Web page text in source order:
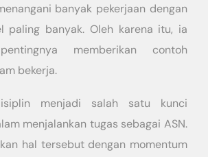
banyak pekerjaan dengan
paling banyak. Oleh karena itu, ia
memberikan contoh
bekerja.
menjadi salah satu kunci
menjalankan tugas sebagai ASN.
hal tersebut dengan momentum